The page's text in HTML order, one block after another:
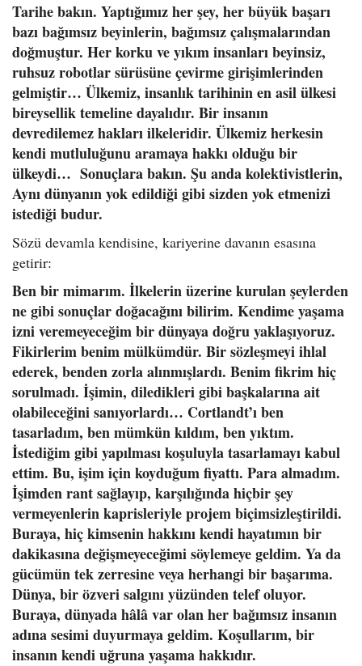
Tarihe bakın. Yaptığımız her şey, her büyük başarı
bazı bağımsız beyinlerin, bağımsız çalışmalarından
doğmuştur. Her korku ve yıkım insanları beyinsiz,
ruhsuz robotlar sürüsüne çevirme girişimlerinden
gelmiştir… Ülkemiz, insanlık tarihinin en asil ülkesi
bireysellik temeline dayalıdır. Bir insanın
devredilemez hakları ilkeleridir. Ülkemiz herkesin
kendi mutluluğunu aramaya hakkı olduğu bir
ülkeydi… Sonuçlara bakın. Şu anda kolektivistlerin,
Aynı dünyanın yok edildiği gibi sizden yok etmenizi
istediği budur.
Sözü devamla kendisine, kariyerine davanın esasına
getirir:
Ben bir mimarım. İlkelerin üzerine kurulan şeylerden
ne gibi sonuçlar doğacağını bilirim. Kendime yaşama
izni veremeyeceğim bir dünyaya doğru yaklaşıyoruz.
Fikirlerim benim mülkümdür. Bir sözleşmeyi ihlal
ederek, benden zorla alınmışlardı. Benim fikrim hiç
sorulmadı. İşimin, diledikleri gibi başkalarına ait
olabileceğini sanıyorlardı… Cortlandt’ı ben
tasarladım, ben mümkün kıldım, ben yıktım.
İstediğim gibi yapılması koşuluyla tasarlamayı kabul
ettim. Bu, işim için koyduğum fiyattı. Para almadım.
İşimden rant sağlayıp, karşılığında hiçbir şey
vermeyenlerin kaprisleriyle projem biçimsizleştirildi.
Buraya, hiç kimsenin hakkını kendi hayatımın bir
dakikasına değişmeyeceğimi söylemeye geldim. Ya da
gücümün tek zerresine veya herhangi bir başarıma.
Dünya, bir özveri salgını yüzünden telef oluyor.
Buraya, dünyada hâlâ var olan her bağımsız insanın
adına sesimi duyurmaya geldim. Koşullarım, bir
insanın kendi uğruna yaşama hakkıdır.